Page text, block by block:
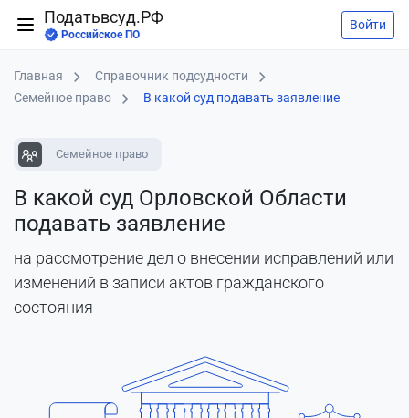
Податьвсуд.РФ
Российское ПО
Войти
Главная
Справочник подсудности
Семейное право
В какой суд подавать заявление
Семейное право
В какой суд Орловской Области
подавать заявление
на рассмотрение дел о внесении исправлений или
изменений в записи актов гражданского
состояния